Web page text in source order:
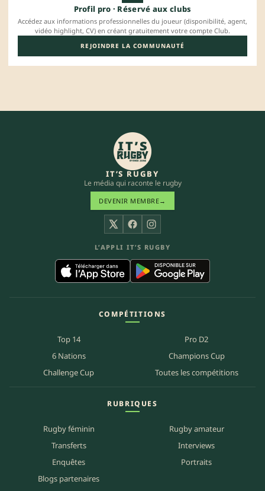
Profil pro · Réservé aux clubs
Accédez aux informations professionnelles du joueur (disponibilité, agent,
vidéo highlight, CV) en créant gratuitement votre compte Club.
REJOINDRE LA COMMUNAUTÉ
IT’S RUGBY
Le média qui raconte le rugby
DEVENIR MEMBRE→
X FacebookInstagram
L’APPLI IT’S RUGBY
COMPÉTITIONS
Top 14
Pro D2
6 Nations
Champions Cup
Challenge Cup
Toutes les compétitions
RUBRIQUES
Rugby féminin
Rugby amateur
Transferts
Interviews
Enquêtes
Portraits
Blogs partenaires